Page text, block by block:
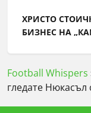
ХРИСТО
БИЗНЕС НА
Football Whispers
гледате